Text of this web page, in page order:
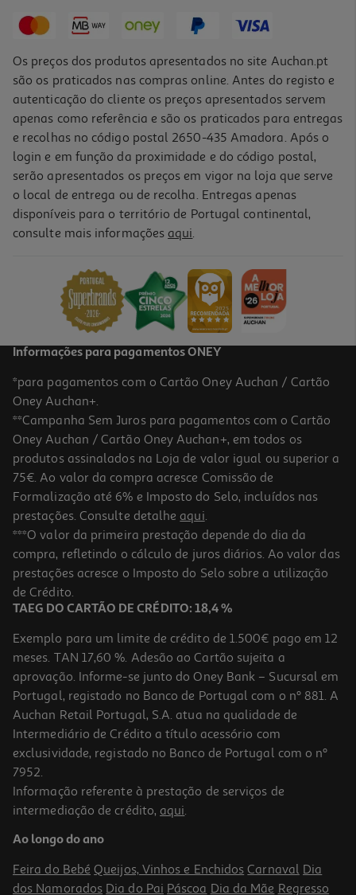
Macbook Air 13" Apple (m5/16gb/512gb Midnight)
1.449,99 €
Macbook Air 13" Apple (m5/24gb/1tb Midnight)
1999.99 €/un
1.999,99 €
Macbook Air 13" Apple (m5/16gb/1tb Silver)
1779.99 €/un
1.779,99 €
Os preços dos produtos apresentados no site Auchan.pt
são os praticados nas compras online. Antes do registo e
autenticação do cliente os preços apresentados servem
apenas como referência e são os praticados para entregas
e recolhas no código postal 2650-435 Amadora. Após o
login e em função da proximidade e do código postal,
serão apresentados os preços em vigor na loja que serve
o local de entrega ou de recolha. Entregas apenas
disponíveis para o território de Portugal continental,
consulte mais informações aqui.
Informações para pagamentos ONEY
*para pagamentos com o Cartão Oney Auchan / Cartão
Oney Auchan+.
**Campanha Sem Juros para pagamentos com o Cartão
Oney Auchan / Cartão Oney Auchan+, em todos os
produtos assinalados na Loja de valor igual ou superior a
75€. Ao valor da compra acresce Comissão de
Formalização até 6% e Imposto do Selo, incluídos nas
prestações. Consulte detalhe aqui.
***O valor da primeira prestação depende do dia da
compra, refletindo o cálculo de juros diários. Ao valor das
prestações acresce o Imposto do Selo sobre a utilização
de Crédito.
TAEG DO CARTÃO DE CRÉDITO: 18,4 %
Exemplo para um limite de crédito de 1.500€ pago em 12
meses. TAN 17,60 %. Adesão ao Cartão sujeita a
aprovação. Informe-se junto do Oney Bank – Sucursal em
Portugal, registado no Banco de Portugal com o nº 881. A
Auchan Retail Portugal, S.A. atua na qualidade de
Intermediário de Crédito a título acessório com
exclusividade, registado no Banco de Portugal com o nº
7952.
Informação referente à prestação de serviços de
intermediação de crédito, aqui.
Ao longo do ano
Feira do Bebé Queijos, Vinhos e Enchidos Carnaval Dia
dos Namorados Dia do Pai Páscoa Dia da Mãe Regresso